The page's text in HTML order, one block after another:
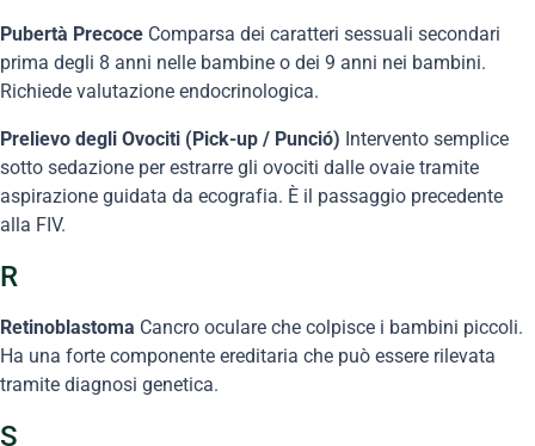
Pubertà Precoce Comparsa dei caratteri sessuali secondari
prima degli 8 anni nelle bambine o dei 9 anni nei bambini.
Richiede valutazione endocrinologica.
Prelievo degli Ovociti (Pick-up / Punció) Intervento semplice
sotto sedazione per estrarre gli ovociti dalle ovaie tramite
aspirazione guidata da ecografia. È il passaggio precedente
alla FIV.
R
Retinoblastoma Cancro oculare che colpisce i bambini piccoli.
Ha una forte componente ereditaria che può essere rilevata
tramite diagnosi genetica.
S